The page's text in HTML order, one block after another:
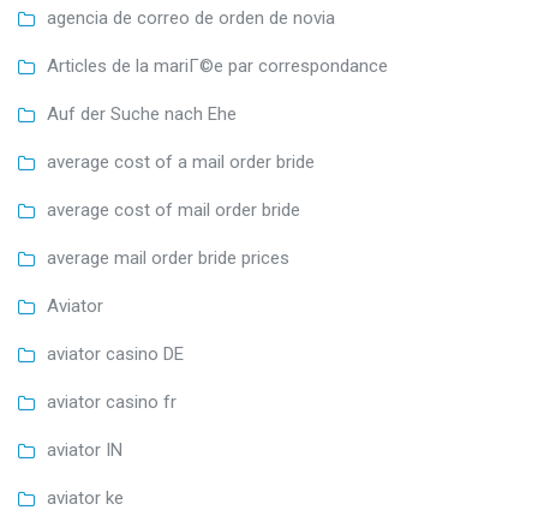
agencia de correo de orden de novia
Articles de la mariГ©e par correspondance
Auf der Suche nach Ehe
average cost of a mail order bride
average cost of mail order bride
average mail order bride prices
Aviator
aviator casino DE
aviator casino fr
aviator IN
aviator ke